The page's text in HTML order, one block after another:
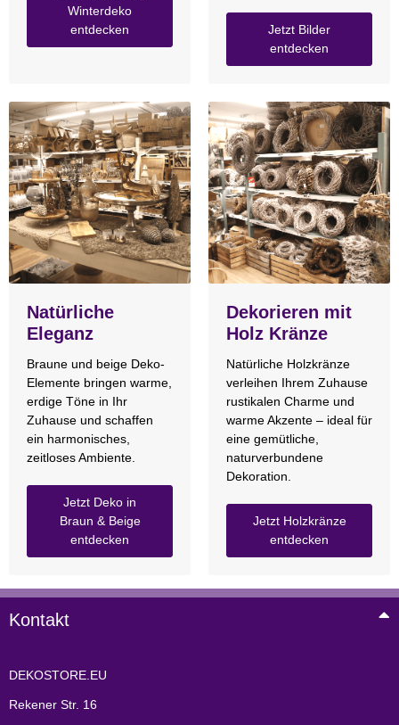
Winterdeko
entdecken
Jetzt Bilder
entdecken
Natürliche
Eleganz
Braune und beige Deko-
Elemente bringen warme,
erdige Töne in Ihr
Zuhause und schaffen
ein harmonisches,
zeitloses Ambiente.
Jetzt Deko in
Braun & Beige
entdecken
Dekorieren mit
Holz Kränze
Natürliche Holzkränze
verleihen Ihrem Zuhause
rustikalen Charme und
warme Akzente – ideal für
eine gemütliche,
naturverbundene
Dekoration.
Jetzt Holzkränze
entdecken
Kontakt
DEKOSTORE.EU
Rekener Str. 16